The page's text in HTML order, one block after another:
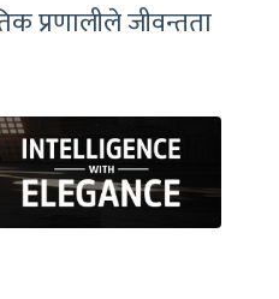
प्रणालीले जीवन्तता